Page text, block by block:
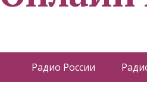
Радио России